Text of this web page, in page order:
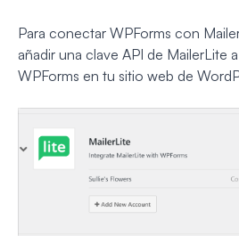
Para conectar WPForms con
añadir una clave API de MailerLite
WPForms en tu sitio web de